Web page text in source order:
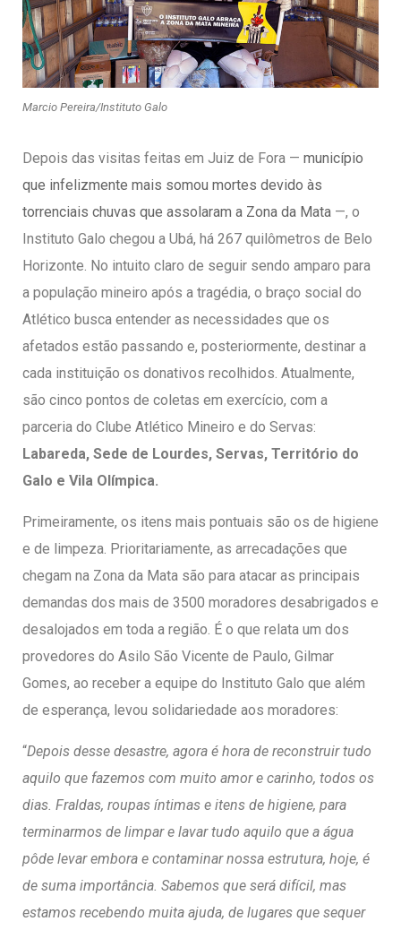
Marcio Pereira/Instituto Galo
Depois das visitas feitas em Juiz de Fora — município
que infelizmente mais somou mortes devido às
torrenciais chuvas que assolaram a Zona da Mata —, o
Instituto Galo chegou a Ubá, há 267 quilômetros de Belo
Horizonte. No intuito claro de seguir sendo amparo para
a população mineiro após a tragédia, o braço social do
Atlético busca entender as necessidades que os
afetados estão passando e, posteriormente, destinar a
cada instituição os donativos recolhidos. Atualmente,
são cinco pontos de coletas em exercício, com a
parceria do Clube Atlético Mineiro e do Servas:
Labareda, Sede de Lourdes, Servas, Território do
Galo e Vila Olímpica.
Primeiramente, os itens mais pontuais são os de higiene
e de limpeza. Prioritariamente, as arrecadações que
chegam na Zona da Mata são para atacar as principais
demandas dos mais de 3500 moradores desabrigados e
desalojados em toda a região. É o que relata um dos
provedores do Asilo São Vicente de Paulo, Gilmar
Gomes, ao receber a equipe do Instituto Galo que além
de esperança, levou solidariedade aos moradores:
“Depois desse desastre, agora é hora de reconstruir tudo
aquilo que fazemos com muito amor e carinho, todos os
dias. Fraldas, roupas íntimas e itens de higiene, para
terminarmos de limpar e lavar tudo aquilo que a água
pôde levar embora e contaminar nossa estrutura, hoje, é
de suma importância. Sabemos que será difícil, mas
estamos recebendo muita ajuda, de lugares que sequer